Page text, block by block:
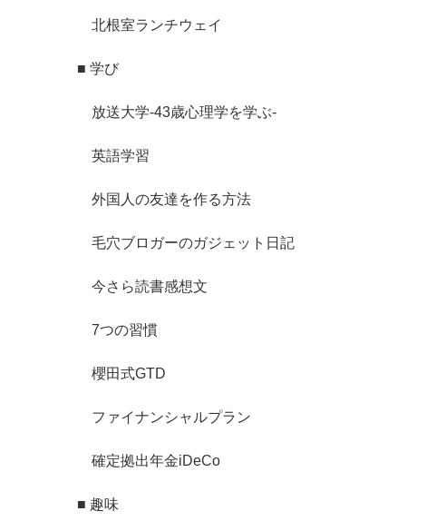
北根室ランチウェイ
■ 学び
放送大学-43歳心理学を学ぶ-
英語学習
外国人の友達を作る方法
毛穴ブロガーのガジェット日記
今さら読書感想文
7つの習慣
櫻田式GTD
ファイナンシャルプラン
確定拠出年金iDeCo
■ 趣味